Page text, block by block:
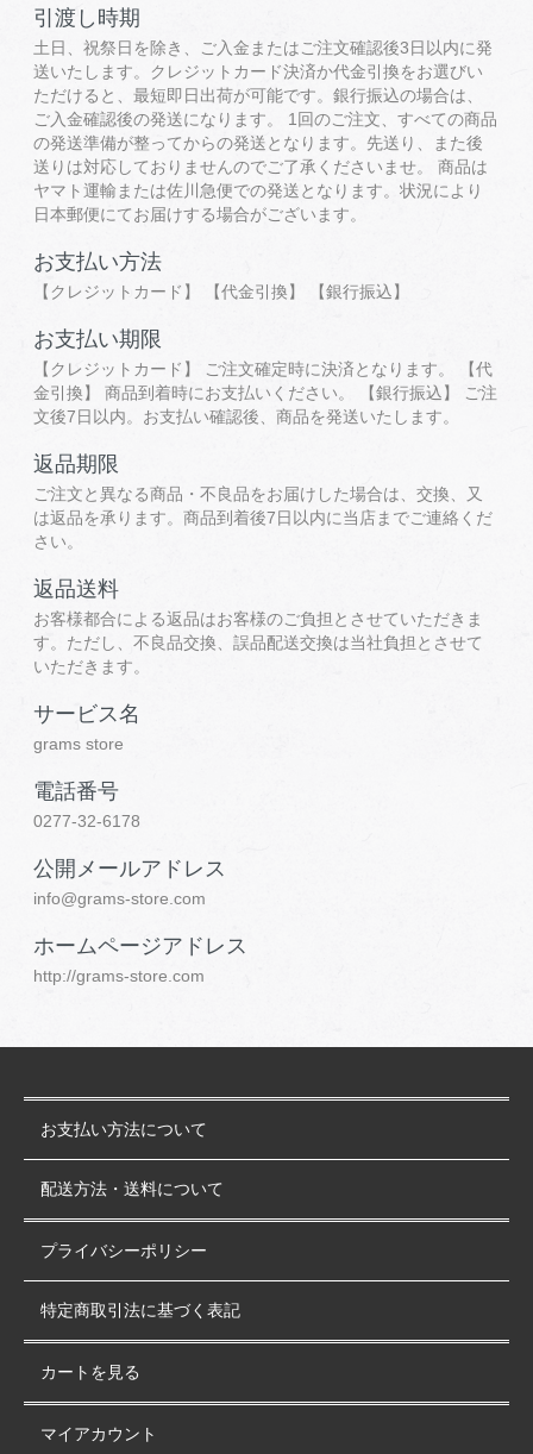
引渡し時期
土日、祝祭日を除き、ご入金またはご注文確認後3日以内に発
送いたします。クレジットカード決済か代金引換をお選びい
ただけると、最短即日出荷が可能です。銀行振込の場合は、
ご入金確認後の発送になります。 1回のご注文、すべての商品
の発送準備が整ってからの発送となります。先送り、また後
送りは対応しておりませんのでご了承くださいませ。 商品は
ヤマト運輸または佐川急便での発送となります。状況により
日本郵便にてお届けする場合がございます。
お支払い方法
【クレジットカード】 【代金引換】 【銀行振込】
お支払い期限
【クレジットカード】 ご注文確定時に決済となります。 【代
金引換】 商品到着時にお支払いください。 【銀行振込】 ご注
文後7日以内。お支払い確認後、商品を発送いたします。
返品期限
ご注文と異なる商品・不良品をお届けした場合は、交換、又
は返品を承ります。商品到着後7日以内に当店までご連絡くだ
さい。
返品送料
お客様都合による返品はお客様のご負担とさせていただきま
す。ただし、不良品交換、誤品配送交換は当社負担とさせて
いただきます。
サービス名
grams store
電話番号
0277-32-6178
公開メールアドレス
info@grams-store.com
ホームページアドレス
http://grams-store.com
お支払い方法について
配送方法・送料について
プライバシーポリシー
特定商取引法に基づく表記
カートを見る
マイアカウント